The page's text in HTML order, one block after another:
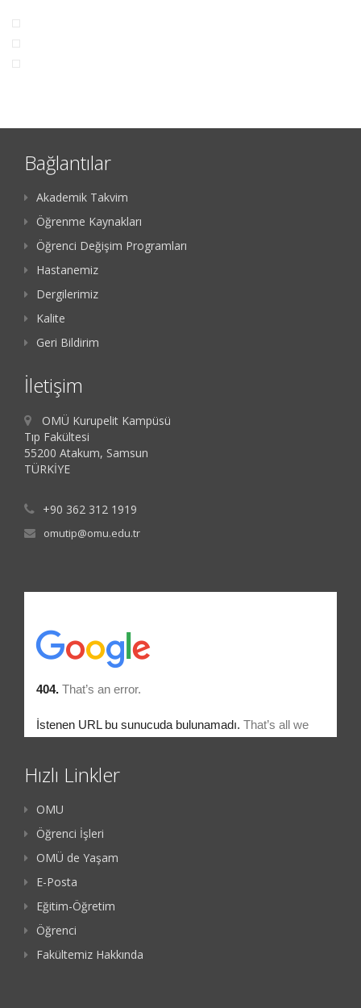
Bağlantılar
Akademik Takvim
Öğrenme Kaynakları
Öğrenci Değişim Programları
Hastanemiz
Dergilerimiz
Kalite
Geri Bildirim
İletişim
OMÜ Kurupelit Kampüsü
Tıp Fakültesi
55200 Atakum, Samsun
TÜRKİYE
+90 362 312 1919
omutip@omu.edu.tr
Hızlı Linkler
OMU
Öğrenci İşleri
OMÜ de Yaşam
E-Posta
Eğitim-Öğretim
Öğrenci
Fakültemiz Hakkında